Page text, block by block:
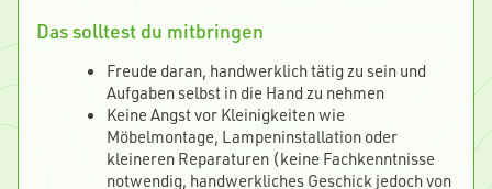
Das solltest du mitbringen
Freude daran, handwerklich tätig zu sein und
Aufgaben selbst in die Hand zu nehmen
Keine Angst vor Kleinigkeiten wie
Möbelmontage, Lampeninstallation oder
kleineren Reparaturen (keine Fachkenntnisse
notwendig, handwerkliches Geschick jedoch von